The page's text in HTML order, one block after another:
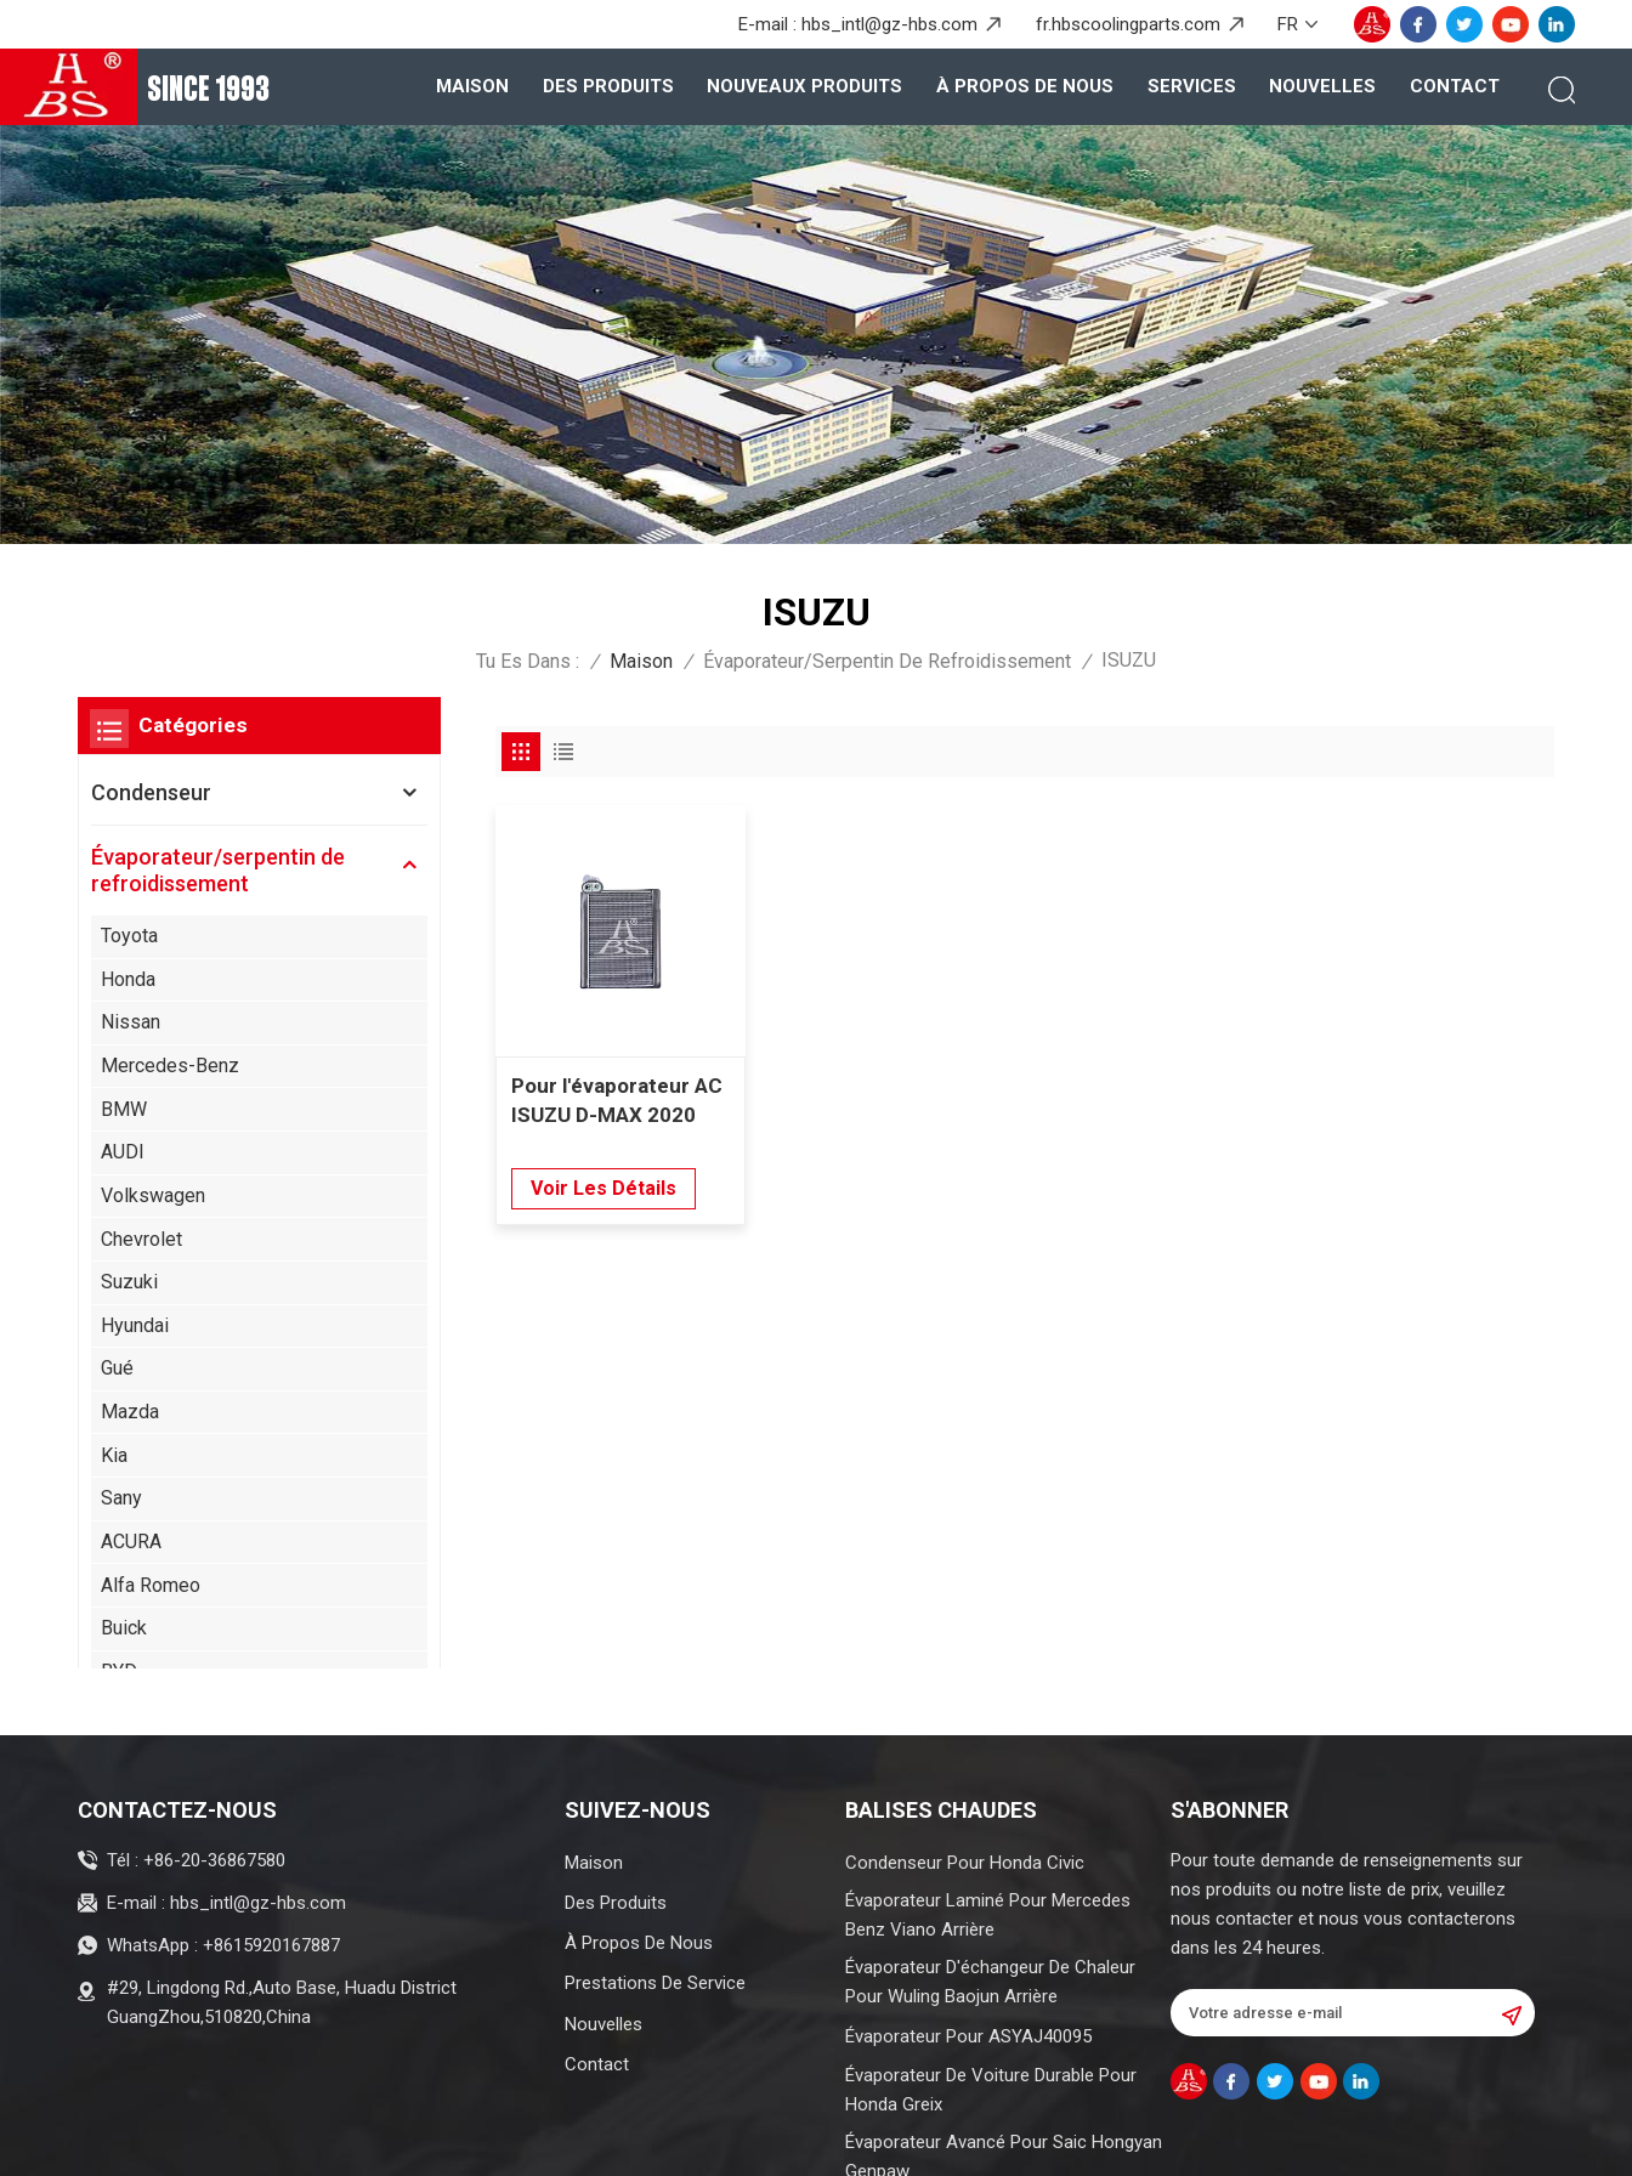
FR
E-mail :hbs_intl@gz-hbs.com fr.hbscoolingparts.com
SINCE 1993 MAISON DES PRODUITS NOUVEAUX PRODUITS À PROPOS DE NOUS SERVICES NOUVELLES CONTACT
ISUZU
Tu Es Dans : / Maison / Évaporateur/serpentin De Refroidissement / ISUZU
Pour l'évaporateur AC
ISUZU D-MAX 2020
Voir Les Détails
Catégories
Condenseur
Évaporateur/serpentin de
refroidissement
Toyota
Honda
Nissan
Mercedes-Benz
BMW
AUDI
Volkswagen
Chevrolet
Suzuki
Hyundai
Gué
Mazda
Kia
Sany
ACURA
Alfa Romeo
Buick
BYD
Citroen
Zeekr
CONTACTEZ-NOUS
Tél : +86-20-36867580
E-mail : hbs_intl@gz-hbs.com
WhatsApp : +8615920167887
#29, Lingdong Rd.,Auto Base, Huadu District
GuangZhou,510820,China
SUIVEZ-NOUS
Maison
Des Produits
À Propos De Nous
Prestations De Service
Nouvelles
Contact
BALISES CHAUDES
Condenseur Pour Honda Civic
Évaporateur Laminé Pour Mercedes
Benz Viano Arrière
Évaporateur D'échangeur De Chaleur
Pour Wuling Baojun Arrière
Évaporateur Pour ASYAJ40095
Évaporateur De Voiture Durable Pour
Honda Greix
Évaporateur Avancé Pour Saic Hongyan
Genpaw
S'ABONNER
Pour toute demande de renseignements sur
nos produits ou notre liste de prix, veuillez
nous contacter et nous vous contacterons
dans les 24 heures.